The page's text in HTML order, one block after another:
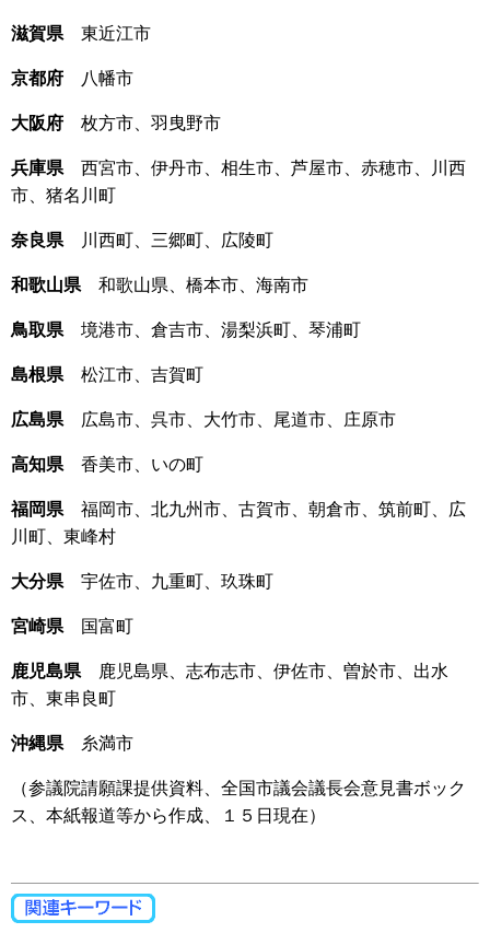
滋賀県 東近江市
京都府 八幡市
大阪府 枚方市、羽曳野市
兵庫県 西宮市、伊丹市、相生市、芦屋市、赤穂市、川西
市、猪名川町
奈良県 川西町、三郷町、広陵町
和歌山県 和歌山県、橋本市、海南市
鳥取県 境港市、倉吉市、湯梨浜町、琴浦町
島根県 松江市、吉賀町
広島県 広島市、呉市、大竹市、尾道市、庄原市
高知県 香美市、いの町
福岡県 福岡市、北九州市、古賀市、朝倉市、筑前町、広
川町、東峰村
大分県 宇佐市、九重町、玖珠町
宮崎県 国富町
鹿児島県 鹿児島県、志布志市、伊佐市、曽於市、出水
市、東串良町
沖縄県 糸満市
（参議院請願課提供資料、全国市議会議長会意見書ボック
ス、本紙報道等から作成、１５日現在）